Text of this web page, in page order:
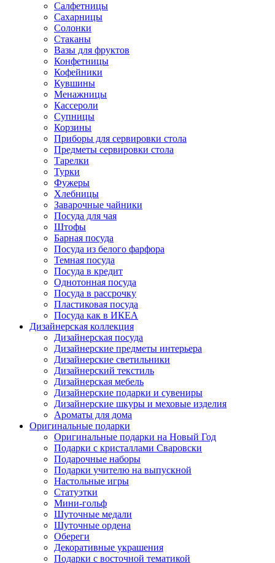
Салфетницы
Сахарницы
Солонки
Стаканы
Вазы для фруктов
Конфетницы
Кофейники
Кувшины
Менажницы
Кассероли
Супницы
Корзины
Приборы для сервировки стола
Предметы сервировки стола
Тарелки
Турки
Фужеры
Хлебницы
Заварочные чайники
Посуда для чая
Штофы
Барная посуда
Посуда из белого фарфора
Темная посуда
Посуда в кредит
Однотонная посуда
Посуда в рассрочку
Пластиковая посуда
Посуда как в ИКЕА
Дизайнерская коллекция
Дизайнерская посуда
Дизайнерские предметы интерьера
Дизайнерские светильники
Дизайнерский текстиль
Дизайнерская мебель
Дизайнерские подарки и сувениры
Дизайнерские шкуры и меховые изделия
Ароматы для дома
Оригинальные подарки
Оригинальные подарки на Новый Год
Подарки с кристаллами Сваровски
Подарочные наборы
Подарки учителю на выпускной
Настольные игры
Статуэтки
Мини-гольф
Шуточные медали
Шуточные ордена
Обереги
Декоративные украшения
Подарки с восточной тематикой